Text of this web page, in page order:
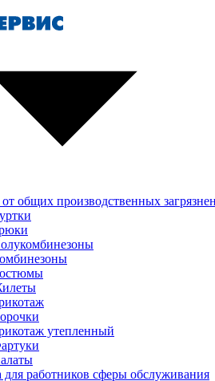
общих производственных
утепленный
работников сферы обслуживания